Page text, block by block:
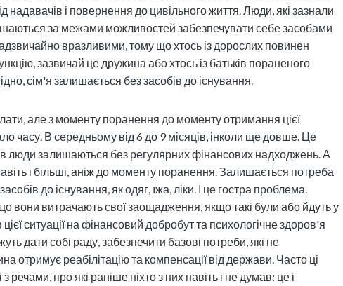
надавачів і повернення до цивільного життя. Люди, які зазнали
за межами можливостей забезпечувати себе засобами
вразливими, тому що хтось із дорослих повинен
зазвичай це дружина або хтось із батьків пораненого
сім'я залишається без засобів до існування.
але з моменту поранення до моменту отримання цієї
часу. В середньому від 6 до 9 місяців, інколи ще довше. Це
люди залишаються без регулярних фінансових надходжень. А
і більші, аніж до моменту поранення. Залишається потреба
до існування, як одяг, їжа, ліки. І це гостра проблема.
вони витрачають свої заощадження, якщо такі були або йдуть у
ситуації на фінансовий добробут та психологічне здоров'я
дати собі раду, забезпечити базові потреби, які не
отримує реабілітацію та компенсації від держави. Часто ці
речами, про які раніше ніхто з них навіть і не думав: це і